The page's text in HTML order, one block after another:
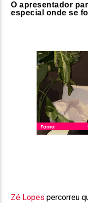
O apresentador
especial onde se
Zé Lopes percorreu